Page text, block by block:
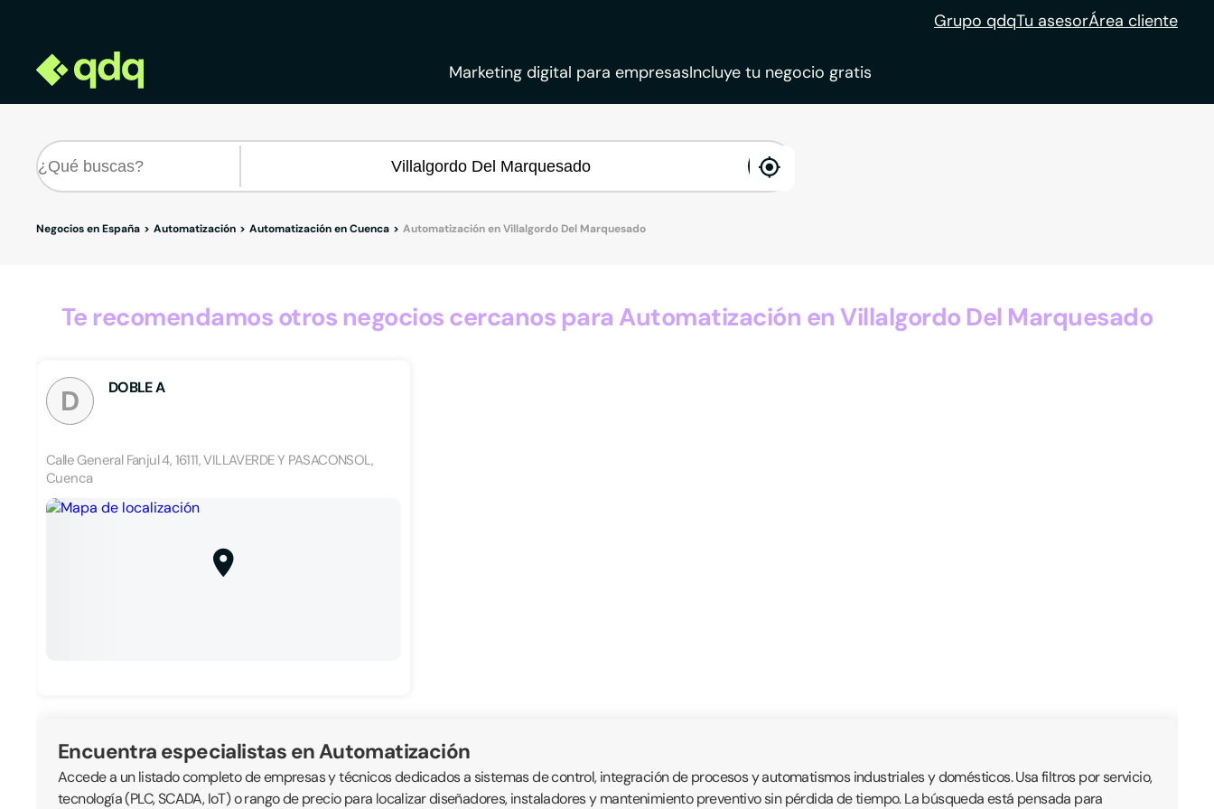
Grupo qdqTu asesorÁrea cliente
Marketing digital para empresasIncluye tu negocio gratis
enable
Negocios en España Automatización Automatización en Cuenca Automatización en Villalgordo Del Marquesado
Te recomendamos otros negocios cercanos para Automatización en Villalgordo Del Marquesado
D DOBLE A
Calle General Fanjul 4, 16111, VILLAVERDE Y PASACONSOL,
Cuenca
Encuentra especialistas en Automatización
Accede a un listado completo de empresas y técnicos dedicados a sistemas de control, integración de procesos y automatismos industriales y domésticos. Usa filtros por servicio,
tecnología (PLC, SCADA, IoT) o rango de precio para localizar diseñadores, instaladores y mantenimiento preventivo sin pérdida de tiempo. La búsqueda está pensada para